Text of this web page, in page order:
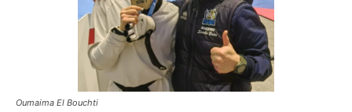
Oumaima El Bouchti